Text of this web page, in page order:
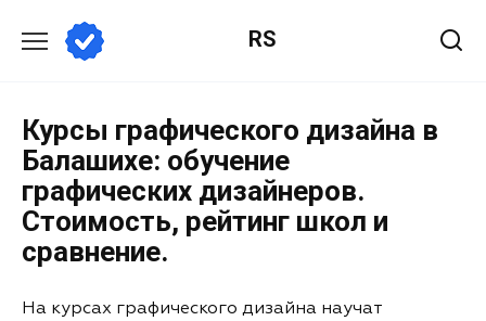
RS
Курсы графического дизайна в
Балашихе: обучение
графических дизайнеров.
Стоимость, рейтинг школ и
сравнение.
На курсах графического дизайна научат